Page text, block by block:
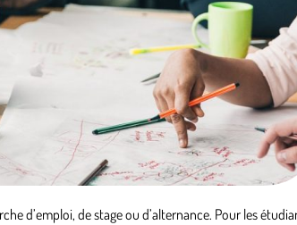
d’emploi, de stage ou d’alternance. Pour les